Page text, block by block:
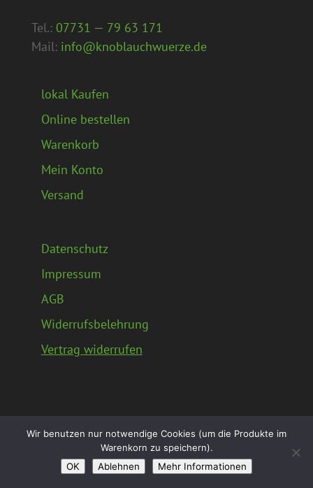
Tel.: 07731 — 79 63 171
Mail: info@knoblauchwuerze.de
lokal Kaufen
Online bestellen
Warenkorb
Mein Konto
Versand
Datenschutz
Impressum
AGB
Widerrufsbelehrung
Vertrag widerrufen
© Hägele Vitalliin GbR 2019
Wir benutzen nur notwendige Cookies (um die Produkte im
Warenkorn zu speichern).
OK
Ablehnen Mehr Informationen